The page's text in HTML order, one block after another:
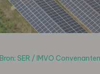
Bron: SER / IMVO Convenanten